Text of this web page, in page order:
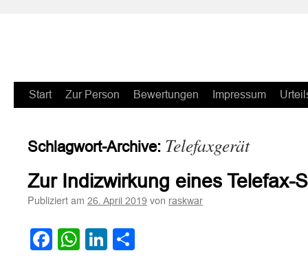
Zum
springen
Start Zur Person Bewertungen Impressum
Schlagwort-Archive: Telefaxgerät
Zur Indizwirkung eines Telefax-
Publiziert am 26. April 2019 von raskwar
Facebook
WhatsApp
LinkedIn